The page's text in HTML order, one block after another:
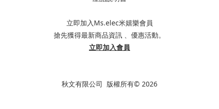
立即加入Ms.elec米嬉樂會員
搶先獲得最新商品資訊 、優惠活動。
立即加入會員
秋文有限公司 版權所有© 2026